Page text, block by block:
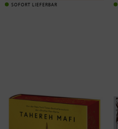
SOFORT LIEFERBAR